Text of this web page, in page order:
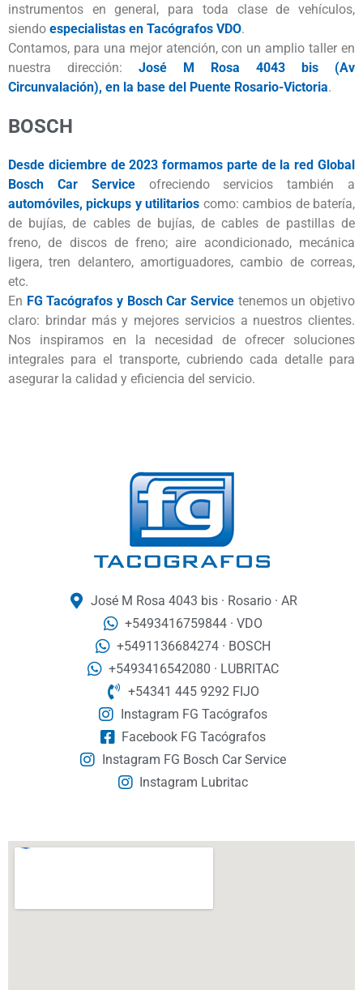
instrumentos en general, para toda clase de vehículos,
siendo especialistas en Tacógrafos VDO.
Contamos, para una mejor atención, con un amplio taller en
nuestra dirección: José M Rosa 4043 bis (Av
Circunvalación), en la base del Puente Rosario-Victoria.
BOSCH
Desde diciembre de 2023 formamos parte de la red Global
Bosch Car Serviceofreciendo servicios también a
automóviles, pickups y utilitarios como: cambios de batería,
de bujías, de cables de bujías, de cables de pastillas de
freno, de discos de freno; aire acondicionado, mecánica
ligera, tren delantero, amortiguadores, cambio de correas,
etc.
En FG Tacógrafos y Bosch Car Service tenemos un objetivo
claro: brindar más y mejores servicios a nuestros clientes.
Nos inspiramos en la necesidad de ofrecer soluciones
integrales para el transporte, cubriendo cada detalle para
asegurar la calidad y eficiencia del servicio.
José M Rosa 4043 bis · Rosario · AR
+5493416759844 · VDO
+5491136684274 · BOSCH
+5493416542080 · LUBRITAC
+54341 445 9292 FIJO
Instagram FG Tacógrafos
Facebook FG Tacógrafos
Instagram FG Bosch Car Service
Instagram Lubritac